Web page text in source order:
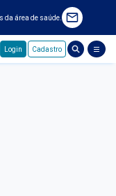
da área de saúde.
Login Cadastro